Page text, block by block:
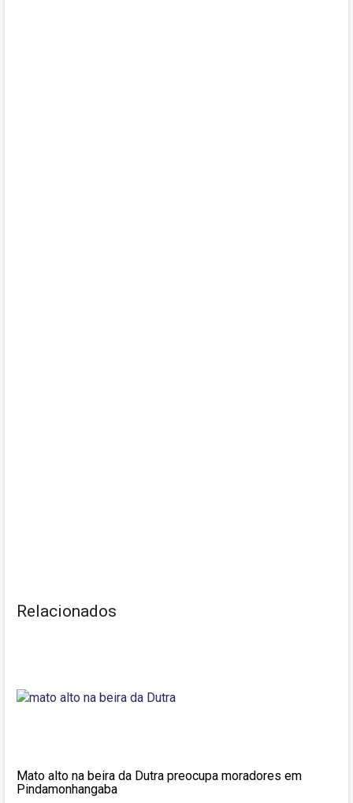
Relacionados
Mato alto na beira da Dutra preocupa moradores em
Pindamonhangaba